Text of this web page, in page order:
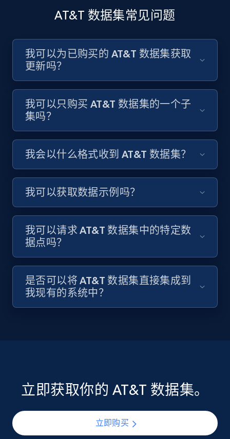
AT&T 数据集常见问题
我可以为已购买的 AT&T 数据集获取
更新吗？
我可以只购买 AT&T 数据集的一个子
集吗？
我会以什么格式收到 AT&T 数据集？
我可以获取数据示例吗？
我可以请求 AT&T 数据集中的特定数
据点吗？
是否可以将 AT&T 数据集直接集成到
我现有的系统中？
立即获取你的 AT&T 数据集。
立即购买